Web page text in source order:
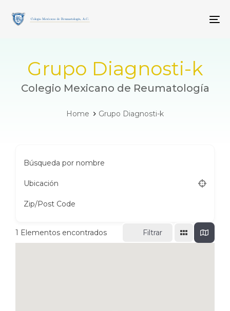
links
primary
Grupo Diagnosti-k
Colegio Mexicano de Reumatología
Home Grupo Diagnosti-k
Búsqueda por nombre
Ubicación
Zip/Post Code
1 Elementos encontrados Filtrar